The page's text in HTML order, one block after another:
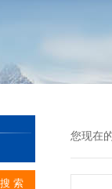
您现在